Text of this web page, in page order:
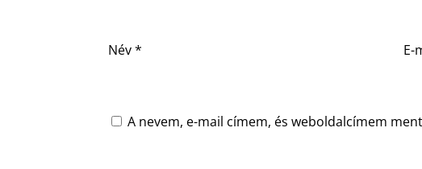
Név* E-
A nevem, e-mail címem, és weboldalcímem